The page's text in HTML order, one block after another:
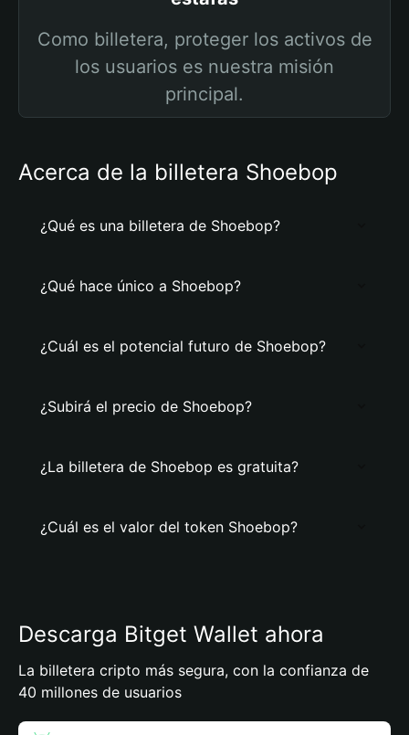
Como billetera, proteger los activos de
los usuarios es nuestra misión
principal.
Acerca de la billetera Shoebop
¿Qué es una billetera de Shoebop?
¿Qué hace único a Shoebop?
¿Cuál es el potencial futuro de Shoebop?
¿Subirá el precio de Shoebop?
¿La billetera de Shoebop es gratuita?
¿Cuál es el valor del token Shoebop?
Descarga Bitget Wallet ahora
La billetera cripto más segura, con la confianza de
40 millones de usuarios